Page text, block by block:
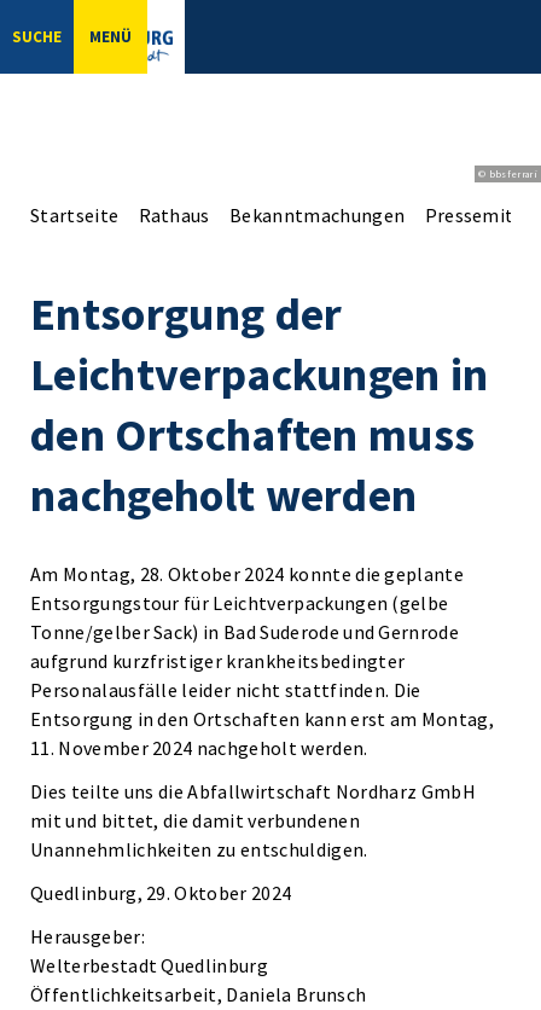
SUCHE MENÜ
© bbsferrari
Startseite Rathaus Bekanntmachungen
Entsorgung der
Leichtverpackungen in
den Ortschaften muss
nachgeholt werden
Am Montag, 28. Oktober 2024 konnte die geplante
Entsorgungstour für Leichtverpackungen (gelbe
Tonne/gelber Sack) in Bad Suderode und Gernrode
aufgrund kurzfristiger krankheitsbedingter
Personalausfälle leider nicht stattfinden. Die
Entsorgung in den Ortschaften kann erst am Montag,
11. November 2024 nachgeholt werden.
Dies teilte uns die Abfallwirtschaft Nordharz GmbH
mit und bittet, die damit verbundenen
Unannehmlichkeiten zu entschuldigen.
Quedlinburg, 29. Oktober 2024
Herausgeber:
Welterbestadt Quedlinburg
Öffentlichkeitsarbeit, Daniela Brunsch